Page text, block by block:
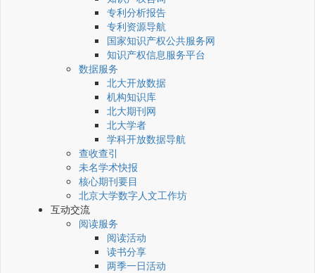
专利分析报告
专利资源导航
国家知识产权公共服务网
知识产权信息服务平台
数据服务
北大开放数据
机构知识库
北大期刊网
北大学者
学科开放数据导航
查收查引
未名学术快报
核心期刊要目
北京大学数字人文工作坊
互动交流
阅读服务
阅读活动
读书分享
两季一日活动